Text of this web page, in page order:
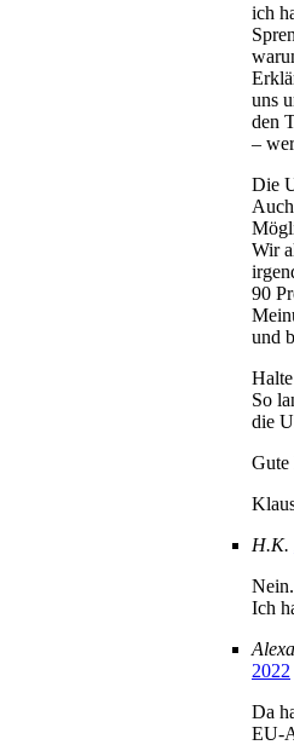
ich
uns
den
–
Die
Wir
90
und
So
die
Gute
H.K.
Nein.
Ich
2022
Da
EU-